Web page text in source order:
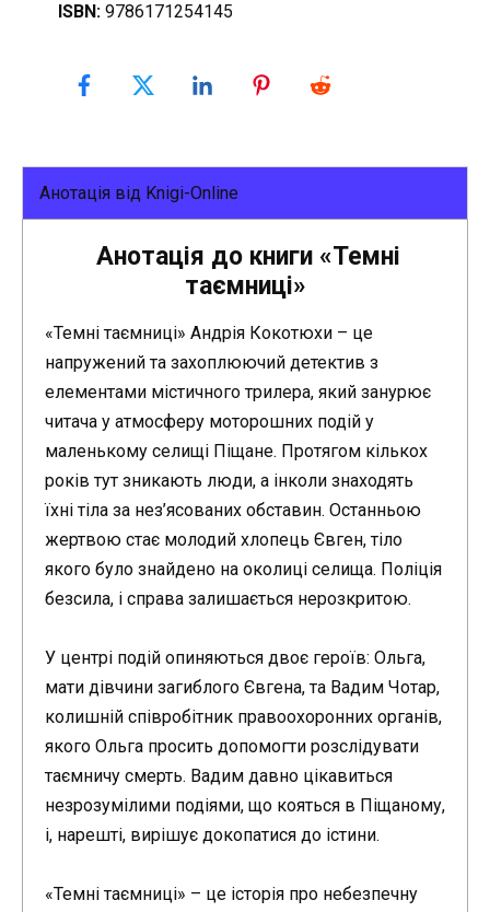
ISBN:9786171254145
Анотація від Knigi-Online
Анотація до книги «Темні
таємниці»
«Темні таємниці» Андрія Кокотюхи – це
напружений та захоплюючий детектив з
елементами містичного трилера, який занурює
читача у атмосферу моторошних подій у
маленькому селищі Піщане. Протягом кількох
років тут зникають люди, а інколи знаходять
їхні тіла за нез’ясованих обставин. Останньою
жертвою стає молодий хлопець Євген, тіло
якого було знайдено на околиці селища. Поліція
безсила, і справа залишається нерозкритою.
У центрі подій опиняються двоє героїв: Ольга,
мати дівчини загиблого Євгена, та Вадим Чотар,
колишній співробітник правоохоронних органів,
якого Ольга просить допомогти розслідувати
таємничу смерть. Вадим давно цікавиться
незрозумілими подіями, що кояться в Піщаному,
і, нарешті, вирішує докопатися до істини.
«Темні таємниці» – це історія про небезпечну